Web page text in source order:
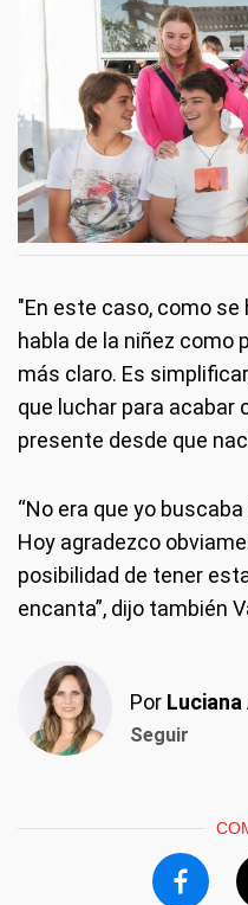
"En este caso, como
habla de la niñez como
más claro. Es
que luchar para acabar
presente desde que
“No era que yo
Hoy agradezco
posibilidad de tener
encanta”, dijo también
Por Luciana
Seguir